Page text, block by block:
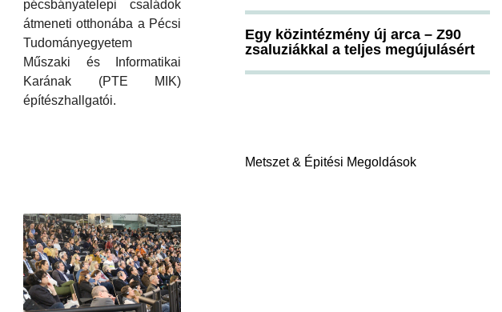
pécsbányatelepi családok
átmeneti otthonába a Pécsi
Tudományegyetem
Műszaki és Informatikai
Karának (PTE MIK)
építészhallgatói.
Egy közintézmény új arca – Z90
zsaluziákkal a teljes megújulásért
Metszet & Épitési Megoldások